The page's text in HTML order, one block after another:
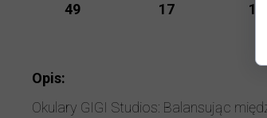
49 135
17
Opis:
Okulary GIGI Studios: Balansując